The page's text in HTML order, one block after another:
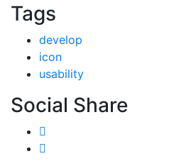
Tags
develop
icon
usability
Social Share